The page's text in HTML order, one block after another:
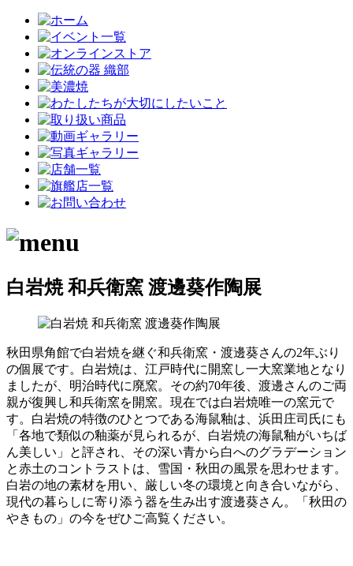
白岩焼 和兵衛窯 渡邊葵作陶展
秋田県角館で白岩焼を継ぐ和兵衛窯・渡邊葵さんの2年ぶり
の個展です。白岩焼は、江戸時代に開窯し一大窯業地となり
ましたが、明治時代に廃窯。その約70年後、渡邊さんのご両
親が復興し和兵衛窯を開窯。現在では白岩焼唯一の窯元で
す。白岩焼の特徴のひとつである海鼠釉は、浜田庄司氏にも
「各地で類似の釉薬が見られるが、白岩焼の海鼠釉がいちば
ん美しい」と評され、その深い青から白へのグラデーション
と赤土のコントラストは、雪国・秋田の風景を思わせます。
白岩の地の素材を用い、厳しい冬の環境と向き合いながら、
現代の暮らしに寄り添う器を生み出す渡邊葵さん。「秋田の
やきもの」の今をぜひご高覧ください。